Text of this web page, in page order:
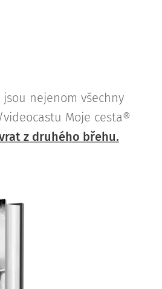
jsou nejenom všechny
Moje cesta®
z druhého břehu.